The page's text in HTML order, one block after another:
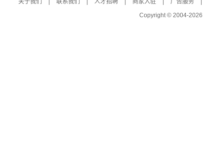
关于我们
联系我们 人才招聘 商家入驻 广告服务
Copyright © 2004-2026